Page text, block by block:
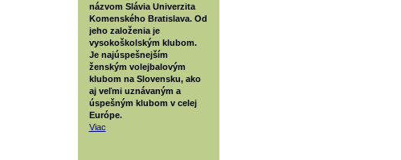
názvom Slávia Univerzita
Komenského Bratislava. Od
jeho založenia je
vysokoškolským klubom.
Je najúspešnejším
ženským volejbalovým
klubom na Slovensku, ako
aj veľmi uznávaným a
úspešným klubom v celej
Európe.
Viac